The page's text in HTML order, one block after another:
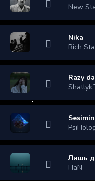
New
Nika
Rich
Razy
Лишь
HaN